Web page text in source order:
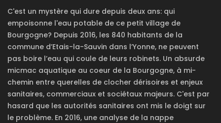
C'est un mystère qui dure depuis deux ans: qui
empoisonne l'eau potable de ce petit village de
Bourgogne? Depuis 2016, les 840 habitants de la
commune d’Etais-la-Sauvin dans l’Yonne, ne peuvent
pas boire l’eau qui coule de leurs robinets. Un absurde
micmac aquatique au coeur de la Bourgogne, à mi-
chemin entre querelles de clocher dérisoires et enjeux
sanitaires, commerciaux et sociétaux majeurs. C'est par
hasard que les autorités sanitaires ont mis le doigt sur
le problème. En 2016, une analyse de la nappe